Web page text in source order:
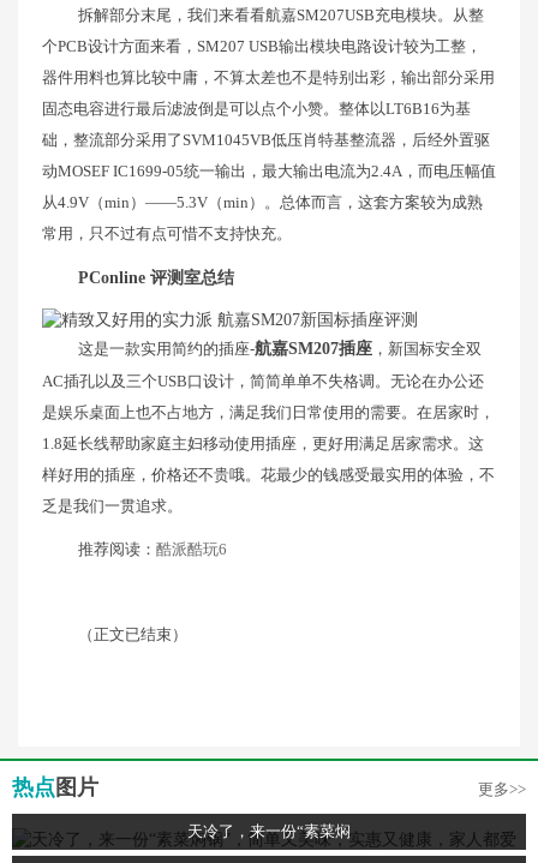
拆解部分末尾，我们来看看航嘉SM207USB充电模块。从整
个PCB设计方面来看，SM207 USB输出模块电路设计较为工整，
器件用料也算比较中庸，不算太差也不是特别出彩，输出部分采用
固态电容进行最后滤波倒是可以点个小赞。整体以LT6B16为基
础，整流部分采用了SVM1045VB低压肖特基整流器，后经外置驱
动MOSEF IC1699-05统一输出，最大输出电流为2.4A，而电压幅值
从4.9V（min）——5.3V（min）。总体而言，这套方案较为成熟
常用，只不过有点可惜不支持快充。
PConline 评测室总结
这是一款实用简约的插座-航嘉SM207插座 ，新国标安全双
AC插孔以及三个USB口设计，简简单单不失格调。无论在办公还
是娱乐桌面上也不占地方，满足我们日常使用的需要。在居家时，
1.8延长线帮助家庭主妇移动使用插座，更好用满足居家需求。这
样好用的插座，价格还不贵哦。花最少的钱感受最实用的体验，不
乏是我们一贯追求。
推荐阅读： 酷派酷玩6
（正文已结束）
热点 图片 更多>>
天冷了，来一份“素菜焖